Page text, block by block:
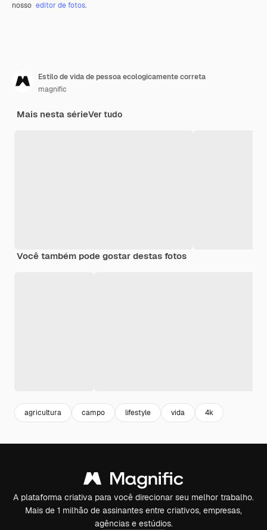
nosso editor de fotos.
Estilo de vida de pessoa ecologicamente correta
magnific
Mais nesta sérieVer tudo
Você também pode gostar destas fotos
agricultura campo lifestyle vida 4k
A plataforma criativa para você direcionar seu melhor trabalho.
Mais de 1 milhão de assinantes entre criativos, empresas,
agências e estúdios.